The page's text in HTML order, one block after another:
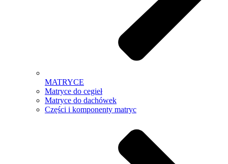
MATRYCE
Matryce do cegieł
Matryce do dachówek
Części i komponenty matryc